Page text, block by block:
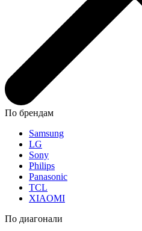
По брендам
Samsung
LG
Sony
Philips
Panasonic
TCL
XIAOMI
По диагонали